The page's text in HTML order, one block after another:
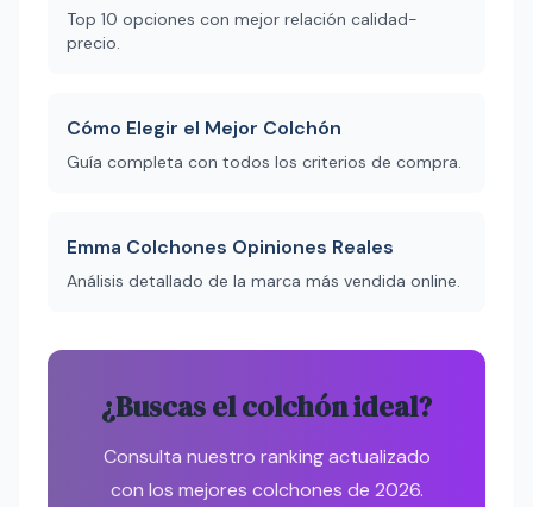
Top 10 opciones con mejor relación calidad-
precio.
Cómo Elegir el Mejor Colchón
Guía completa con todos los criterios de compra.
Emma Colchones Opiniones Reales
Análisis detallado de la marca más vendida online.
¿Buscas el colchón ideal?
Consulta nuestro ranking actualizado
con los mejores colchones de 2026.